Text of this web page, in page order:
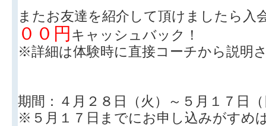
またお友達を紹介して頂けましたら入
００円 キャッシュバック！
※詳細は体験時に直接コーチから説明
期間：４月２８日（火）～５月１７日
※５月１７日までにお申し込みがすめ